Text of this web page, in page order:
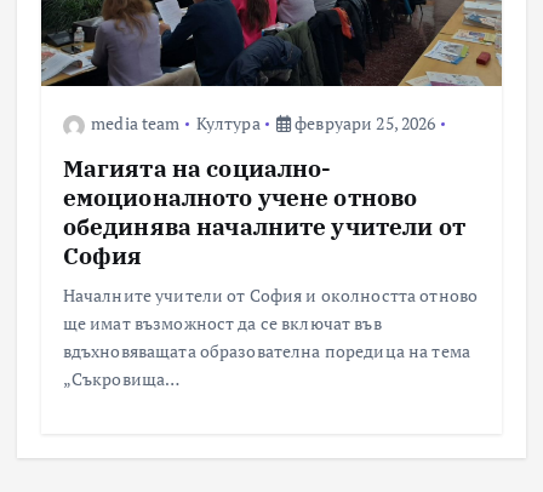
media team Култура февруари 25, 2026
Магията на социално-
емоционалното учене отново
обединява началните учители от
София
Началните учители от София и околността отново
ще имат възможност да се включат във
вдъхновяващата образователна поредица на тема
„Съкровища…